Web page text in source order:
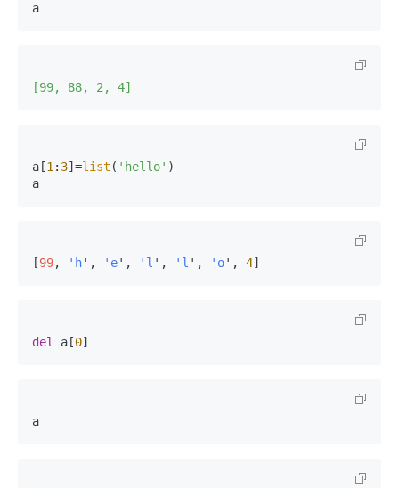
a
[99, 88, 2, 4]
a[1 : 3]=list ( 'hello' )
a
[99, 'h', 'e', 'l ', 'l ', 'o', 4]
del a[0]
a